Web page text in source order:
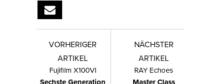
VORHERIGER
ARTIKEL
Fujifilm X100VI
NÄCHSTER
ARTIKEL
RAY Echoes